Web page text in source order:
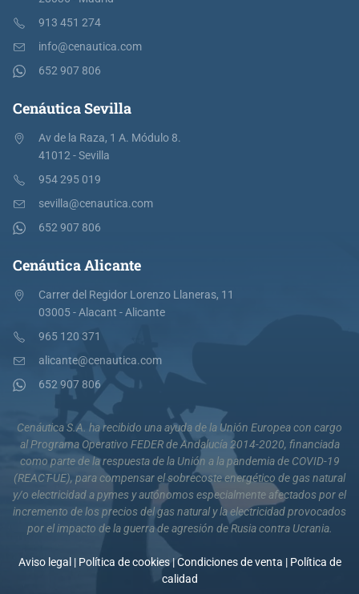
913 451 274
info@cenautica.com
652 907 806
Cenáutica Sevilla
Av de la Raza, 1 A. Módulo 8.
41012 - Sevilla
954 295 019
sevilla@cenautica.com
652 907 806
Cenáutica Alicante
Carrer del Regidor Lorenzo Llaneras, 11
03005 - Alacant - Alicante
965 120 371
alicante@cenautica.com
652 907 806
Cenáutica S.A. ha recibido una ayuda de la Unión Europea con cargo
al Programa Operativo FEDER de Andalucía 2014-2020, financiada
como parte de la respuesta de la Unión a la pandemia de COVID-19
(REACT-UE), para compensar el sobrecoste energético de gas natural
y/o electricidad a pymes y autónomos especialmente afectados por el
incremento de los precios del gas natural y la electricidad provocados
por el impacto de la guerra de agresión de Rusia contra Ucrania.
Aviso legal| Política de cookies|Condiciones de venta | Política de
calidad